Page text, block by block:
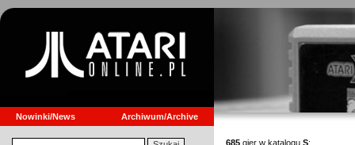
Nowinki/News Archiwum/Archive
685 gier w katalogu S: